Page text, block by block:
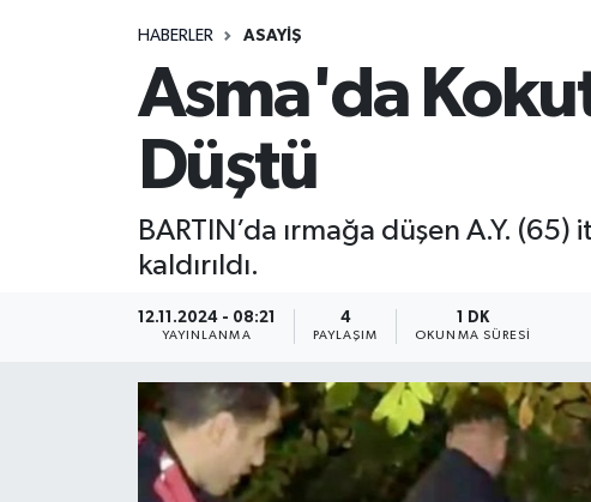
HABERLER ASAYIŞ
Asma'da
Düştü
BARTIN’da ırmağa düşen A.Y.
kaldırıldı.
12.11.2024 - 08:21
YAYINLANMA
4
PAYLAŞIM
1 DK
OKUNMA SÜRESI
Sivil Toplum